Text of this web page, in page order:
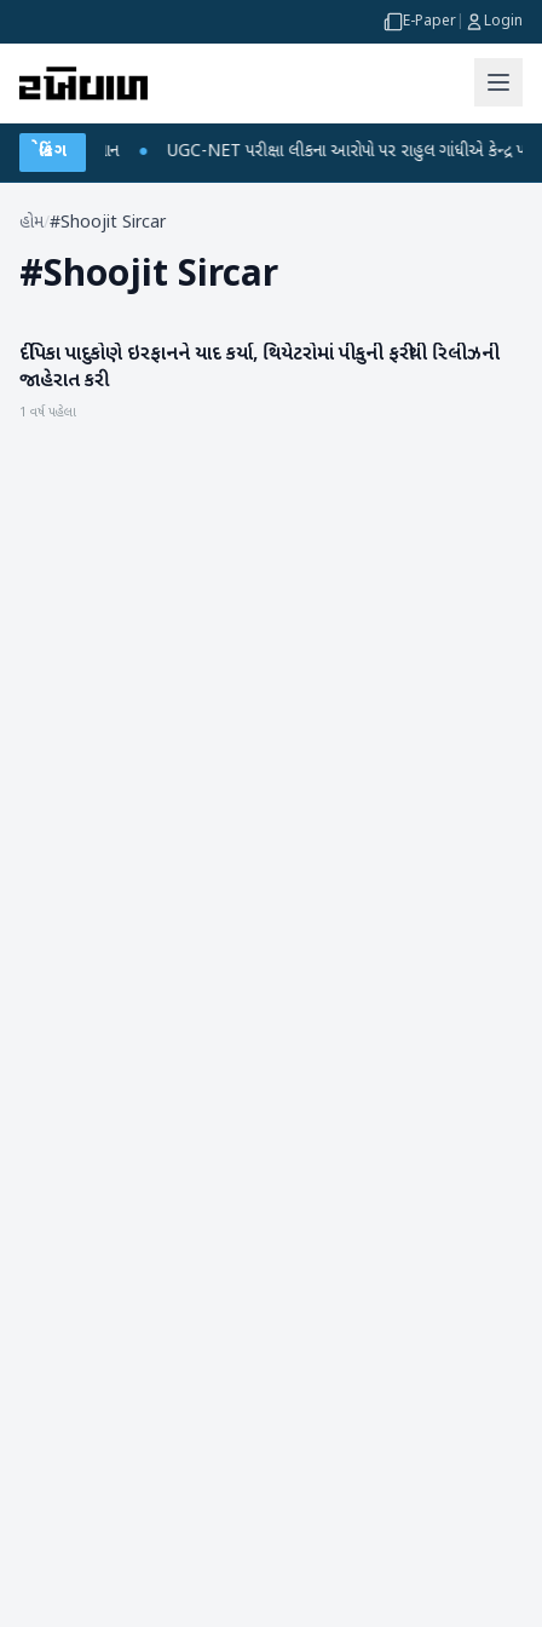
E-Paper Login
બ્રેકિંગ
ડેટા પ્લાન ● UGC-NET પરીક્ષા લીકના આરોપો પર રાહુલ ગાંધીએ કેન્દ્ર પર
હોમ/#Shoojit Sircar
#Shoojit Sircar
મનોરંજન
દીપિકા પાદુકોણે ઇરફાનને યાદ કર્યા, થિયેટરોમાં પીકુની ફરીથી રિલીઝની
જાહેરાત કરી
1 વર્ષ પહેલા